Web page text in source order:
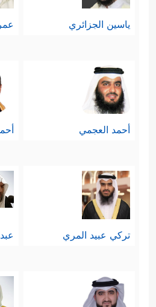
ياسين الجزائري
أحمد العجمي
تركي عبيد المري